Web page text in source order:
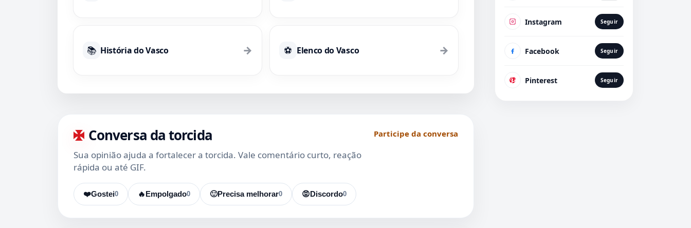
📚 História do Vasco → ⚽ Elenco do Vasco →
Conversa da torcida
Sua opinião ajuda a fortalecer a torcida. Vale comentário curto, reação
rápida ou até GIF.
Participe da conversa
❤️ 0
Gostei 🔥 0
Empolgado 🙂 0
Precisa melhorar 😡 0
Discordo
Instagram Seguir
Facebook Seguir
Pinterest Seguir